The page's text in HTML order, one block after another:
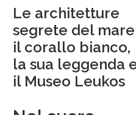
Le architetture
segrete del
il corallo bianco,
la sua leggenda
il Museo Leukos